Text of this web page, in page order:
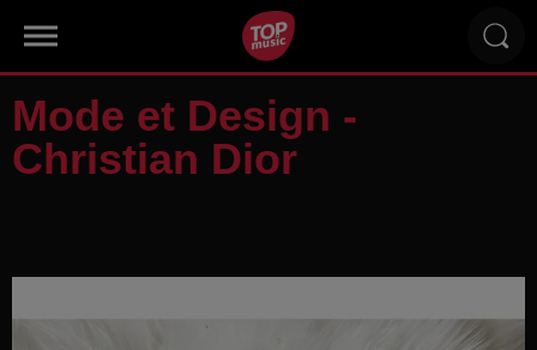
Mode et Design -
Christian Dior